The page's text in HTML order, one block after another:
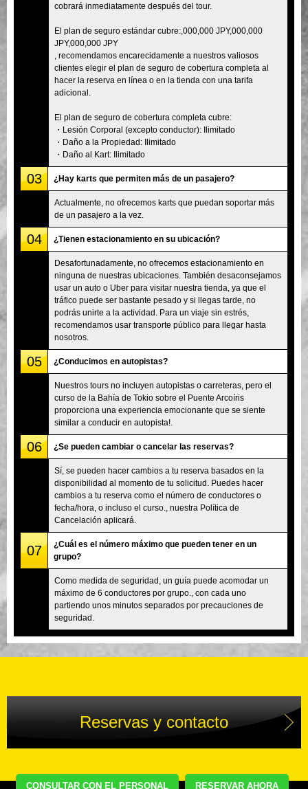
CONSULTAR CON EL PERSONAL RESERVAR AHORA
cobrará inmediatamente después del tour.
El plan de seguro estándar cubre:,000,000 JPY,000,000
JPY,000,000 JPY
, recomendamos encarecidamente a nuestros valiosos
clientes elegir el plan de seguro de cobertura completa al
hacer la reserva en línea o en la tienda con una tarifa
adicional.
El plan de seguro de cobertura completa cubre:
・Lesión Corporal (excepto conductor): Ilimitado
・Daño a la Propiedad: Ilimitado
・Daño al Kart: Ilimitado
03 ¿Hay karts que permiten más de un pasajero?
Actualmente, no ofrecemos karts que puedan soportar más
de un pasajero a la vez.
04 ¿Tienen estacionamiento en su ubicación?
Desafortunadamente, no ofrecemos estacionamiento en
ninguna de nuestras ubicaciones. También desaconsejamos
usar un auto o Uber para visitar nuestra tienda, ya que el
tráfico puede ser bastante pesado y si llegas tarde, no
podrás unirte a la actividad. Para un viaje sin estrés,
recomendamos usar transporte público para llegar hasta
nosotros.
05 ¿Conducimos en autopistas?
Nuestros tours no incluyen autopistas o carreteras, pero el
curso de la Bahía de Tokio sobre el Puente Arcoíris
proporciona una experiencia emocionante que se siente
similar a conducir en autopista!.
06 ¿Se pueden cambiar o cancelar las reservas?
Sí, se pueden hacer cambios a tu reserva basados en la
disponibilidad al momento de tu solicitud. Puedes hacer
cambios a tu reserva como el número de conductores o
fecha/hora, o incluso el curso., nuestra Política de
Cancelación aplicará.
07
¿Cuál es el número máximo que pueden tener en un
grupo?
Como medida de seguridad, un guía puede acomodar un
máximo de 6 conductores por grupo., con cada uno
partiendo unos minutos separados por precauciones de
seguridad.
Reservas y contacto